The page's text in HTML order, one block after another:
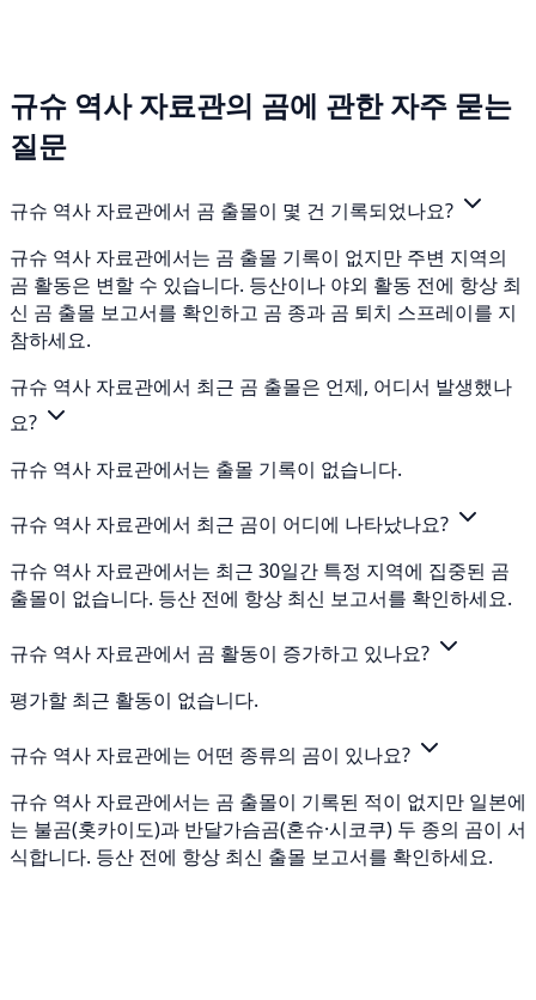
규슈 역사 자료관의 곰에 관한 자주 묻는
질문
규슈 역사 자료관에서 곰 출몰이 몇 건 기록되었나요?
규슈 역사 자료관에서는 곰 출몰 기록이 없지만 주변 지역의
곰 활동은 변할 수 있습니다. 등산이나 야외 활동 전에 항상 최
신 곰 출몰 보고서를 확인하고 곰 종과 곰 퇴치 스프레이를 지
참하세요.
규슈 역사 자료관에서 최근 곰 출몰은 언제, 어디서 발생했나
요?
규슈 역사 자료관에서는 출몰 기록이 없습니다.
규슈 역사 자료관에서 최근 곰이 어디에 나타났나요?
규슈 역사 자료관에서는 최근 30일간 특정 지역에 집중된 곰
출몰이 없습니다. 등산 전에 항상 최신 보고서를 확인하세요.
규슈 역사 자료관에서 곰 활동이 증가하고 있나요?
평가할 최근 활동이 없습니다.
규슈 역사 자료관에는 어떤 종류의 곰이 있나요?
규슈 역사 자료관에서는 곰 출몰이 기록된 적이 없지만 일본에
는 불곰(홋카이도)과 반달가슴곰(혼슈·시코쿠) 두 종의 곰이 서
식합니다. 등산 전에 항상 최신 출몰 보고서를 확인하세요.